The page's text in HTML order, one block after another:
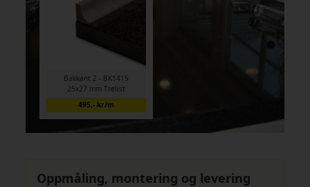
Bakkant 2 - BK1415
25x27 mm Trelist
495,- kr/m
Oppmåling, montering og levering